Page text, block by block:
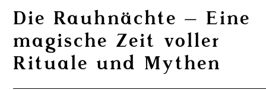
Die Rauhnächte – Eine
magische Zeit voller
Rituale und Mythen